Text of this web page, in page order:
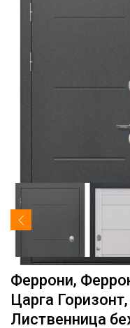
Феррони,
Царга
Лиственница